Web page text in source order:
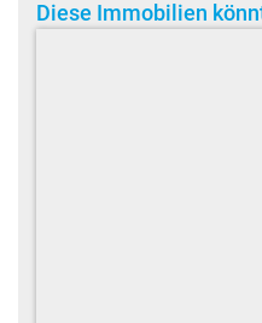
Diese Immobilien